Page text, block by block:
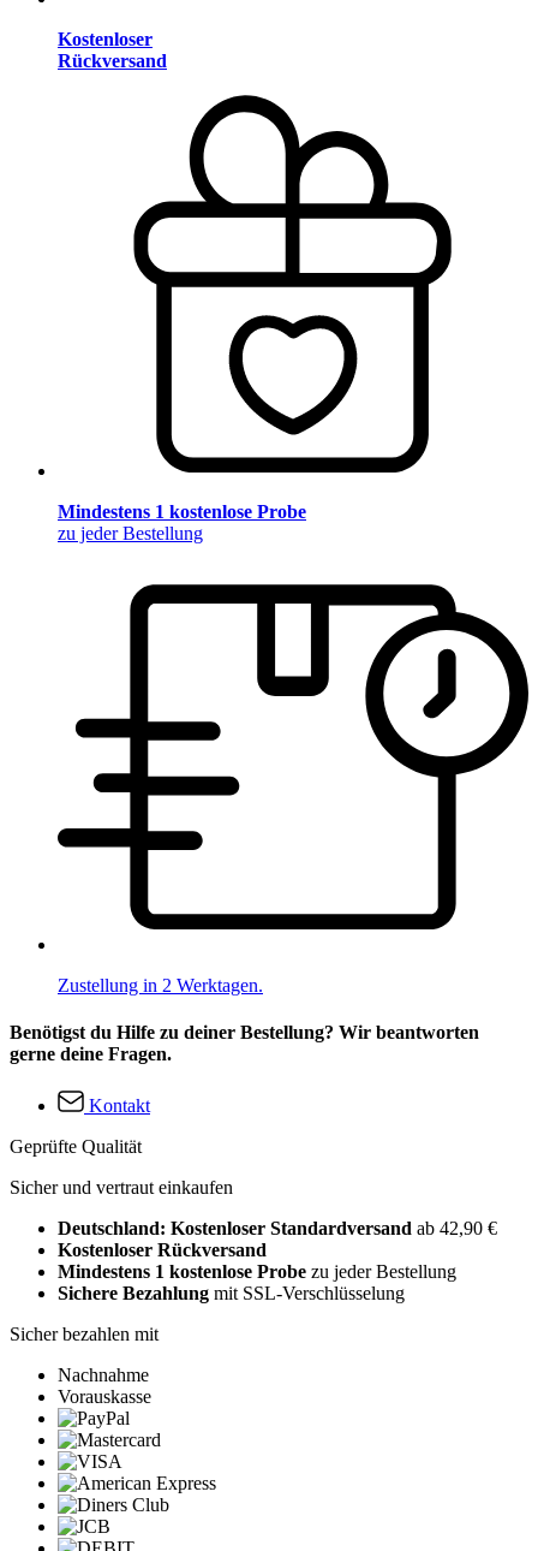
Kostenloser
Rückversand
Mindestens 1 kostenlose Probe
zu jeder Bestellung
Zustellung in 2 Werktagen.
Benötigst du Hilfe zu deiner Bestellung? Wir beantworten
gerne deine Fragen.
Kontakt
Geprüfte Qualität
Sicher und vertraut einkaufen
Deutschland: Kostenloser Standardversand ab 42,90 €
Kostenloser Rückversand
Mindestens 1 kostenlose Probe zu jeder Bestellung
Sichere Bezahlung mit SSL-Verschlüsselung
Sicher bezahlen mit
Nachnahme
Vorauskasse